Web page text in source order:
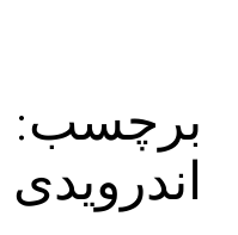
برچسب:
اندرویدی